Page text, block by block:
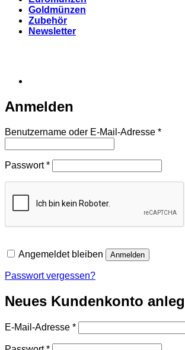
Goldmünzen
Zubehör
Newsletter
Anmelden
Benutzername oder E-Mail-Adresse *
Passwort*Erforderlich
Angemeldet bleiben Anmelden
Passwort vergessen?
Neues Kundenkonto
E-Mail-Adresse *Erforderlich
Erforderlich